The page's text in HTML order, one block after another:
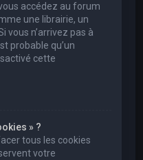
accédez au forum
une librairie, un
vous n’arrivez pas à
probable qu’un
cette
» ?
tous les cookies
votre